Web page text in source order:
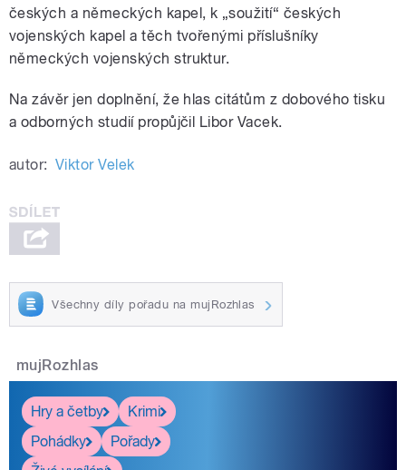
českých a německých kapel, k „soužití“ českých
vojenských kapel a těch tvořenými příslušníky
německých vojenských struktur.
Na závěr jen doplnění, že hlas citátům z dobového tisku
a odborných studií propůjčil Libor Vacek.
autor: Viktor Velek
Všechny díly pořadu na mujRozhlas
mujRozhlas
Hry a četby
Krimi
Pohádky
Pořady